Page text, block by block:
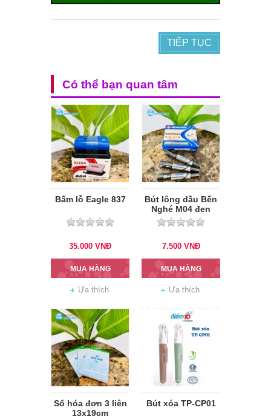
TIẾP TỤC
Có thể bạn quan tâm
Bấm lỗ Eagle 837
35.000 VNĐ
MUA HÀNG
Ưa thích
Bút lông dầu Bến
Nghé M04 đen
7.500 VNĐ
MUA HÀNG
Ưa thích
Sổ hóa đơn 3 liên
13x19cm
Bút xóa TP-CP01